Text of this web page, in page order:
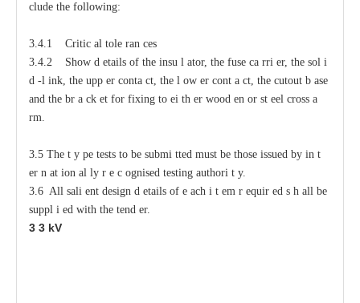
clude the following:
3.4.1 Critic al tole ran ces
3.4.2 Show d etails of the insu l ator, the fuse ca rri er, the sol i
d -l ink, the upp er conta ct, the l ow er cont a ct, the cutout b ase
and the br a ck et for fixing to ei th er wood en or st eel cross a
rm.
3.5 The t y pe tests to be submi tted must be those issued by in t
er n at ion al ly r e c ognised testing authori t y.
3.6 All sali ent design d etails of e ach i t em r equir ed s h all be
suppl i ed with the tend er.
3 3 kV